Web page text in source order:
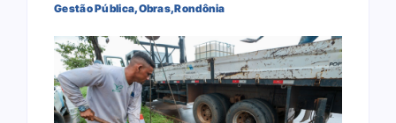
Gestão Pública,Obras,Rondônia